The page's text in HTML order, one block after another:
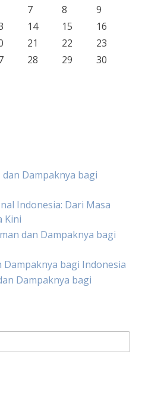
7 8
9
14 15
16
21 22
23
28 29
30
Dampaknya bagi
Indonesia: Dari Masa
Kini
dan Dampaknya bagi
bagi Indonesia
Dampaknya bagi